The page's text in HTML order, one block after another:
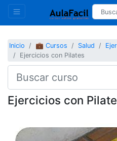
Inicio 💼 Cursos Salud
Ejercicios con Pilates
Ejercicios con